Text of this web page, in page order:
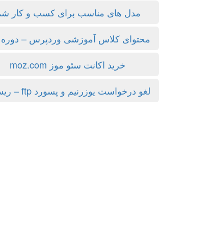
مدل های مناسب برای کسب و کار
محتوای کلاس آموزشی وردپرس –
خرید اکانت سئو موز moz.com
لغو درخواست یوزرنیم و پسورد ftp – ریست کردن پسورد مدیریت